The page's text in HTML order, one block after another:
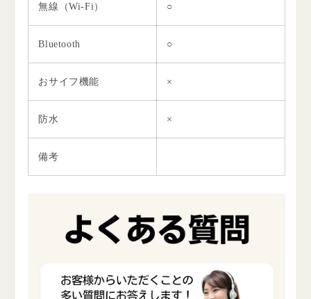
無線（Wi-Fi） ○
Bluetooth ○
おサイフ機能 ×
防水 ×
備考